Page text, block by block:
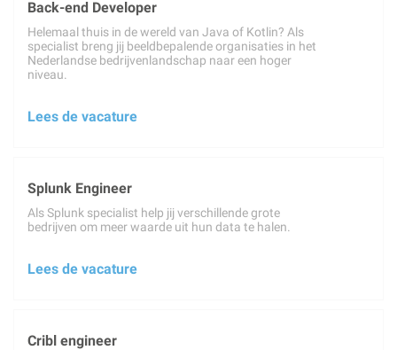
Back-end Developer
Helemaal thuis in de wereld van Java of Kotlin? Als
specialist breng jij beeldbepalende organisaties in het
Nederlandse bedrijvenlandschap naar een hoger
niveau.
Lees de vacature
Splunk Engineer
Als Splunk specialist help jij verschillende grote
bedrijven om meer waarde uit hun data te halen.
Lees de vacature
Cribl engineer